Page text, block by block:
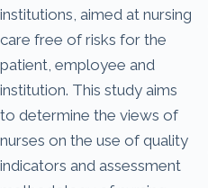
institutions, aimed at nursing
care free of risks for the
patient, employee and
institution. This study aims
to determine the views of
nurses on the use of quality
indicators and assessment